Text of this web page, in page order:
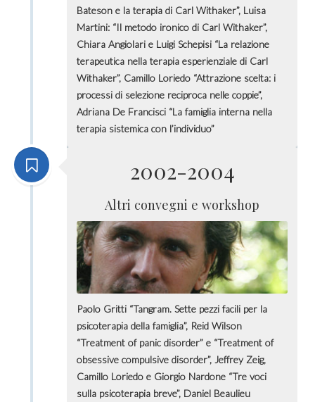
Bateson e la terapia di Carl Withaker”, Luisa
Martini: “Il metodo ironico di Carl Withaker”,
Chiara Angiolari e Luigi Schepisi “La relazione
terapeutica nella terapia esperienziale di Carl
Withaker”, Camillo Loriedo “Attrazione scelta: i
processi di selezione reciproca nelle coppie”,
Adriana De Francisci “La famiglia interna nella
terapia sistemica con l’individuo”
2002-2004
Altri convegni e workshop
Paolo Gritti “Tangram. Sette pezzi facili per la
psicoterapia della famiglia”, Reid Wilson
“Treatment of panic disorder” e “Treatment of
obsessive compulsive disorder”, Jeffrey Zeig,
Camillo Loriedo e Giorgio Nardone “Tre voci
sulla psicoterapia breve”, Daniel Beaulieu